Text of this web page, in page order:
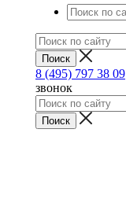
8 (495) 797 38 09
звонок